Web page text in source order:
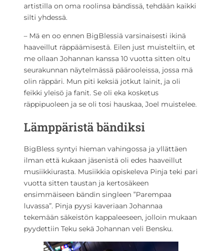
artistilla on oma roolinsa bändissä, tehdään kaikki
silti yhdessä.
– Mä en oo ennen BigBlessiä varsinaisesti ikinä
haaveillut räppäämisestä. Eilen just muisteltiin, et
me ollaan Johannan kanssa 10 vuotta sitten oltu
seurakunnan näytelmässä päärooleissa, jossa mä
olin räppäri. Mun piti keksiä jotkut lainit, ja oli
feikki yleisö ja fanit. Se oli eka kosketus
räppipuoleen ja se oli tosi hauskaa, Joel muistelee.
Lämppäristä bändiksi
BigBless syntyi hieman vahingossa ja yllättäen
ilman että kukaan jäsenistä oli edes haaveillut
musiikkiurasta. Musiikkia opiskeleva Pinja teki pari
vuotta sitten taustan ja kertosäkeen
ensimmäiseen bändin singleen ”Parempaa
luvassa”. Pinja pyysi kaveriaan Johannaa
tekemään säkeistön kappaleeseen, jolloin mukaan
pyydettiin Teku sekä Johannan veli Bensku.